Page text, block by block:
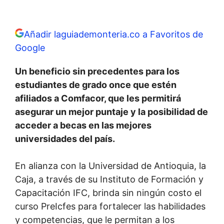
Añadir laguiademonteria.co a Favoritos de
Google
Un beneficio sin precedentes para los
estudiantes de grado once que estén
afiliados a Comfacor, que les permitirá
asegurar un mejor puntaje y la posibilidad de
acceder a becas en las mejores
universidades del país.
En alianza con la Universidad de Antioquia, la
Caja, a través de su Instituto de Formación y
Capacitación IFC, brinda sin ningún costo el
curso PreIcfes para fortalecer las habilidades
y competencias, que le permitan a los